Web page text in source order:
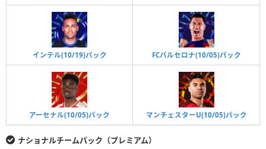
インテル(10/19)パック FCバルセロナ(10/05)パック
アーセナル(10/05)パック マンチェスターU(10/05)パック
ナショナルチームパック（プレミアム）